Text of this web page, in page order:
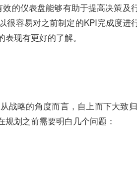
的仪表盘能够有助于提高决策
很容易对之前制定的KPI完成度
现有更好的了解。
战略的角度而言，自上而下大
划之前需要明白几个问题：